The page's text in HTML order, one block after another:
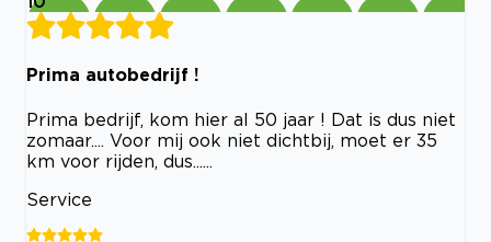
Prima autobedrijf !
Prima bedrijf, kom hier al 50 jaar ! Dat is dus niet
zomaar.... Voor mij ook niet dichtbij, moet er 35
km voor rijden, dus......
Service